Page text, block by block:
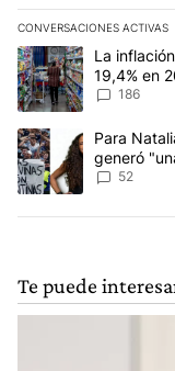
CONVERSACIONES ACTIVAS
Este listado muestra
Un artículo de
La
19,4% en
186
Un artículo de
Para
generó
de 52